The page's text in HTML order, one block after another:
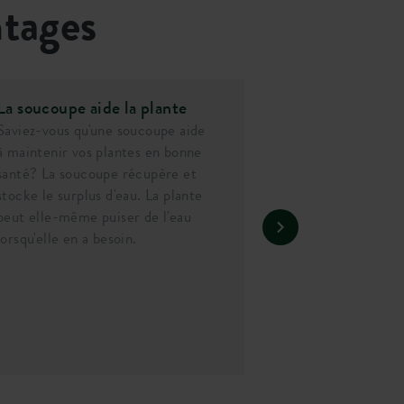
soucoupe aide la plante
vous qu'une soucoupe aide
maintenir vos plantes en bonne
La soucoupe récupère et
le surplus d'eau. La plante
peut elle-même puiser de l'eau
lorsqu'elle en a besoin.